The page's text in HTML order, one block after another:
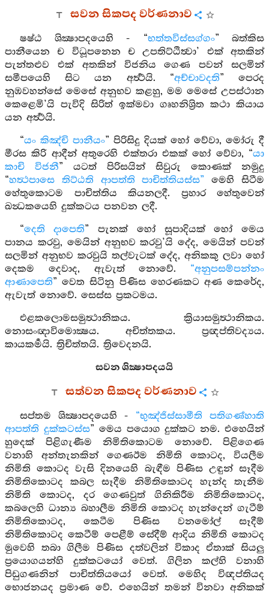
සවන සිකපද වර්ණනාව
ෂෂ්ඨ ශික්‍ෂාපදයෙහි - “භත්තවිස්සග්ගං” බත්කිස
පානීයෙන ච විධූපනෙන ච උපතිට්ඨිත්‍වා’ එක් අතකින්
පැන්තළුව එක් අතකින් විජනිය ගෙණ පවන් සලමින්
සමීපයෙහි සිට යන අර්‍ත්‍ථයි. “අච්චාවදති” පෙරද
නුඹවහන්සේ මෙසේ අනුභව කළහු, මම මෙසේ උපස්ථාන
කෙළෙමි’යි පැවිදි සිරිත් ඉක්මවා ගෘහනිශ්‍රිත කථා කියාය
යන අර්‍ත්‍ථයි.
“යං කිඤ්චි පානීයං” පිරිසිදු දියක් හෝ වේවා, මෝරු දී
මීරස කිරි ආදීන් අතුරෙහි එක්තරා එකක් හෝ වේවා, “යා
කාචි විජනී” යටත් පිරිසයින් සිවුරු කොණක් නමුදු
“හත්‍ථපාසෙ තිට්ඨති ආපත්ති පාචිත්තියස්ස” මෙහි සිටීම
හේතුකොටම පාචිත්තිය කියනලදී. ප්‍රහාර හේතුවෙන්
ඛන්‍ධකයෙහි දුක්කටය පනවන ලදී.
“දෙති දාපෙති” පැනක් හෝ සූපාදියක් හෝ මෙය
පානය කරවු, මෙයින් අනුභව කරවු’යි දේද, මෙයින් පවන්
සලමින් අනුභව කරවුයි තල්වැටක් දේද, අනිකකු ලවා හෝ
දෙකම දෙවාද, ඇවැත් නොවේ. “අනුපසම්පන්නං
ආණාපෙති” වෙත සිටිනු පිණිස හෙරණකට අණ කෙරේද,
ඇවැත් නොවේ. සෙස්ස ප්‍රකටමය.
එළකලොමසමුත්‍ථානිකය. ක්‍රියාසමුත්‍ථානිකය.
නොසංඥාවිමොක්‍ෂය. අචිත්තකය. ප්‍රඥප්තිවද්‍යය.
කායකර්‍මයි. ත්‍රිචිත්තයි. ත්‍රිවෙදනයි.
සවන ශික්‍ෂාපදයයි
සත්වන සිකපද වර්ණනාව
සප්තම ශික්‍ෂාපදයෙහි - “භුඤ්ජිස්සාමීති පතිගණ්හාති
ආපත්ති දුක්කටස්ස” මෙය පයොග දුක්කට නම. එහෙයින්
හුදෙක් පිළිගැණීම නිමිතිකොටම නොවේ. පිළිගෙණ
වනාහි අන්තැනකින් ගෙණඊම නිමිති කොටද, වියලීම
නිමිති කොටද වැසි දිනයෙහි බැඳීම පිණිස උඳුන් සෑදීම
නිමිතිකොටද කබල සෑදීම නිමිතිකොටද හැන්ද තැනීම
නිමිති කොටද, දර ගෙණවුත් ගිනිකිරීම නිමිතිකොටද,
කබලෙහි ධාන්‍ය බහාලීම නිමිති කොටද හැන්දෙන් ගැටීම්
නිමිතිකොටද, කෙටීම පිණිස වනමෝල් සෑදීම්
නිමිතිකොටද කෙටීම් පෙළීම් සේදීම් ආදිය නිමිති කොටද
මුවෙහි තබා ගිලීම පිණිස දත්වලින් විකාද ඒතාක් සියලු
ප්‍රයොගයන්හි දුක්කටයෝ වෙත්. ගිලින කල්හි වනාහි
පිඩුගණනින් පාචිත්තියයෝ වෙත්. මෙහිද විඥප්තියද
භොජනයද ප්‍රමාණ වේ. එහෙයින් තමන් විනවා අනිකක්